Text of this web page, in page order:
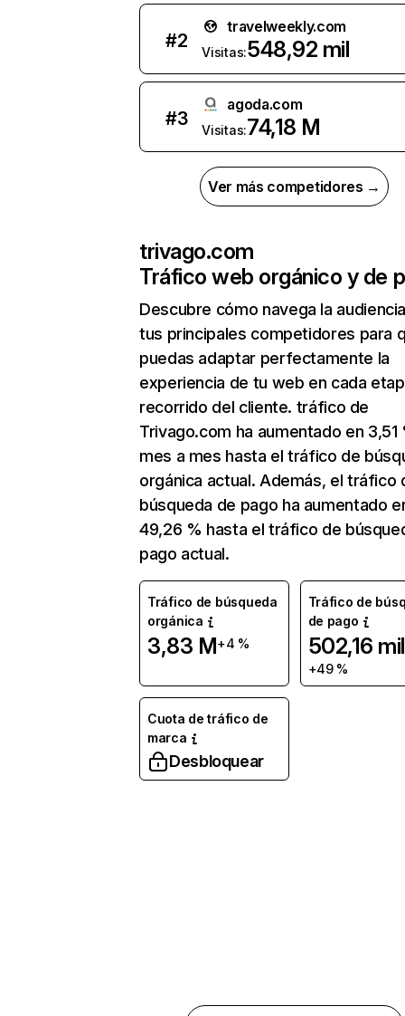
#2
travelweekly.com
Visitas:548,92 mil
#3
agoda.com
Visitas:74,18 M
Ver más competidores →
trivago.com
Tráfico web orgánico y de
Descubre cómo navega la
tus principales competidores para
puedas adaptar perfectamente la
experiencia de tu web en cada
recorrido del cliente. tráfico de
Trivago.com ha aumentado en 3,51
mes a mes hasta el tráfico de
orgánica actual. Además, el tráfico
búsqueda de pago ha aumentado
49,26 % hasta el tráfico de
pago actual.
Tráfico de búsqueda
orgánica
3,83 M+4 %
Tráfico de
de pago
502,16 mil
+49 %
Cuota de tráfico de
marca
Desbloquear